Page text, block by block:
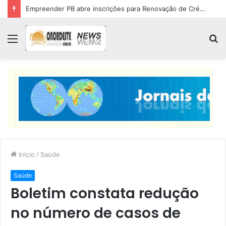
Empreender PB abre inscrições para Renovação de Crédito
Menu
Início / Saúde
Saúde
Boletim constata redução
no número de casos de